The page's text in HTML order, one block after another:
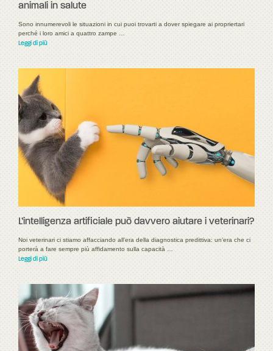
animali in salute
Sono innumerevoli le situazioni in cui puoi trovarti a dover spiegare ai propriertari
perché i loro amici a quattro zampe …
Leggi di più
L’intelligenza artificiale può davvero aiutare i veterinari?
Noi veterinari ci stiamo affacciando all’era della diagnostica predittiva: un’era che ci
porterà a fare sempre più affidamento sulla capacità …
Leggi di più